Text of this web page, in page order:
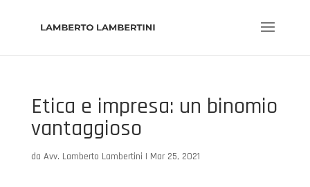
Etica e impresa: un binomio
vantaggioso
da Avv. Lamberto Lambertini | Mar 25, 2021